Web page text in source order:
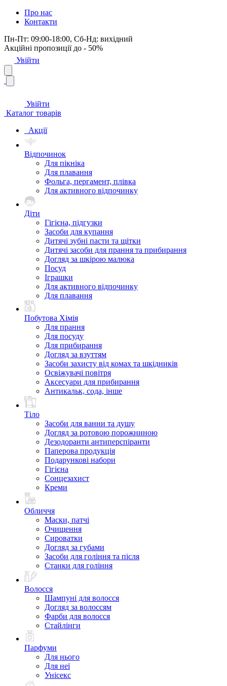
Про нас
Контакти
Пн-Пт: 09:00-18:00, Сб-Нд: вихідний
Акційні пропозиції до - 50%
Увійти
Увійти
Каталог товарів
Акції
Відпочинок
Для пікніка
Для плавання
Фольга, пергамент, плівка
Для активного відпочинку
Діти
Гігієна, підгузки
Засоби для купання
Дитячі зубні пасти та щітки
Дитячі засоби для прання та прибирання
Догляд за шкірою малюка
Посуд
Іграшки
Для активного відпочинку
Для плавання
Побутова Хімія
Для прання
Для посуду
Для прибирання
Догляд за взуттям
Засоби захисту від комах та шкідників
Освіжувачі повітря
Аксесуари для прибирання
Антикальк, сода, інше
Тіло
Засоби для ванни та душу
Догляд за ротовою порожниною
Дезодоранти антиперспіранти
Паперова продукція
Подарункові набори
Гігієна
Сонцезахист
Креми
Обличчя
Маски, патчі
Очищення
Сироватки
Догляд за губами
Засоби для гоління та після
Станки для гоління
Волосся
Шампуні для волосся
Догляд за волоссям
Фарби для волосся
Стайлінги
Парфуми
Для нього
Для неї
Унісекс